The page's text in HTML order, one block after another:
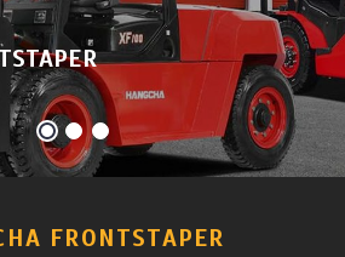
FRONTSTAPER